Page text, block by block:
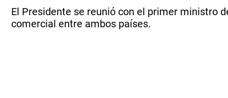
El Presidente se reunió con el primer ministro
comercial entre ambos países.